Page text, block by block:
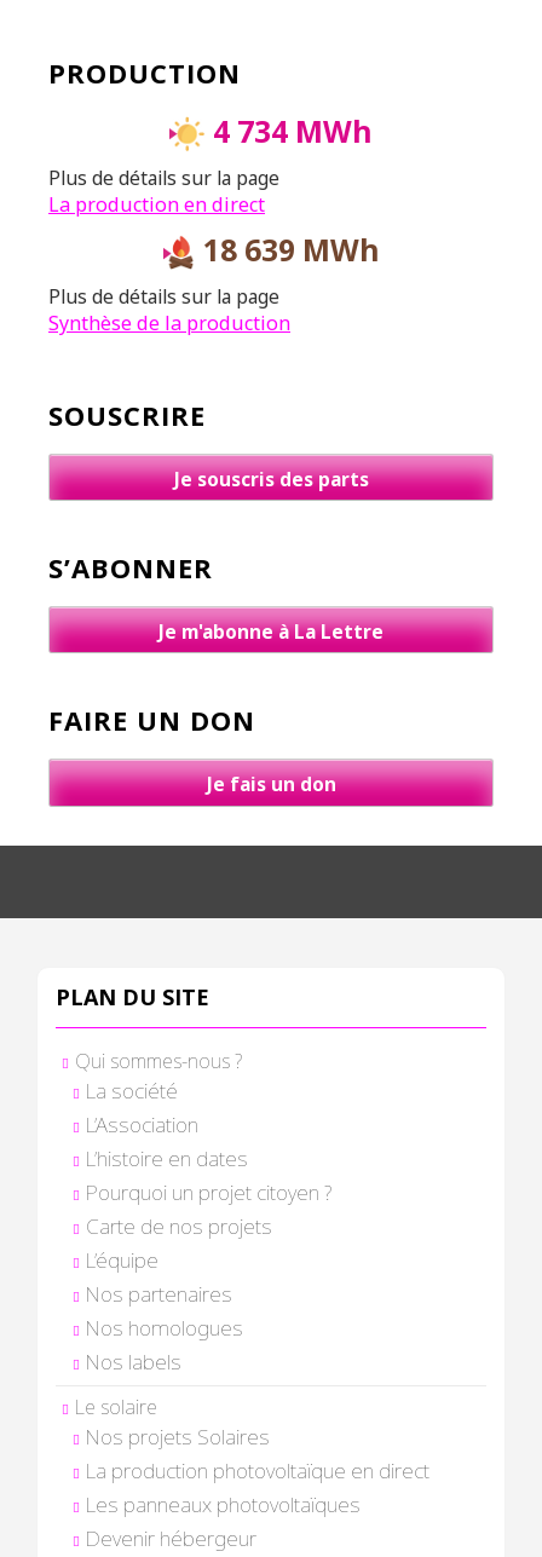
PRODUCTION
4 734 MWh
Plus de détails sur la page
La production en direct
18 639 MWh
Plus de détails sur la page
Synthèse de la production
SOUSCRIRE
Je souscris des parts
S’ABONNER
Je m'abonne à La Lettre
FAIRE UN DON
Je fais un don
PLAN DU SITE
Qui sommes-nous ?
La société
L’Association
L’histoire en dates
Pourquoi un projet citoyen ?
Carte de nos projets
L’équipe
Nos partenaires
Nos homologues
Nos labels
Le solaire
Nos projets Solaires
La production photovoltaïque en direct
Les panneaux photovoltaïques
Devenir hébergeur